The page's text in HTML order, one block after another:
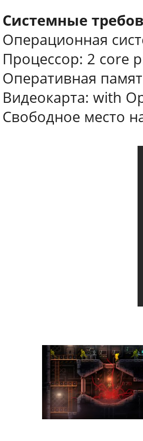
Системные
Операционная
Процессор: 2 core
Оперативная
Видеокарта: with
Свободное место